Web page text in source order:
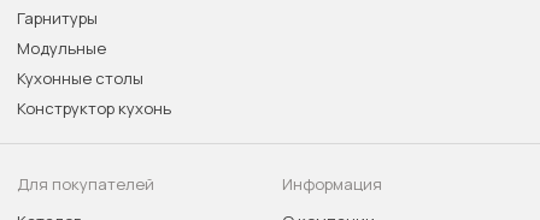
Гарнитуры
Модульные
Кухонные столы
Конструктор кухонь
Для покупателей
Информация